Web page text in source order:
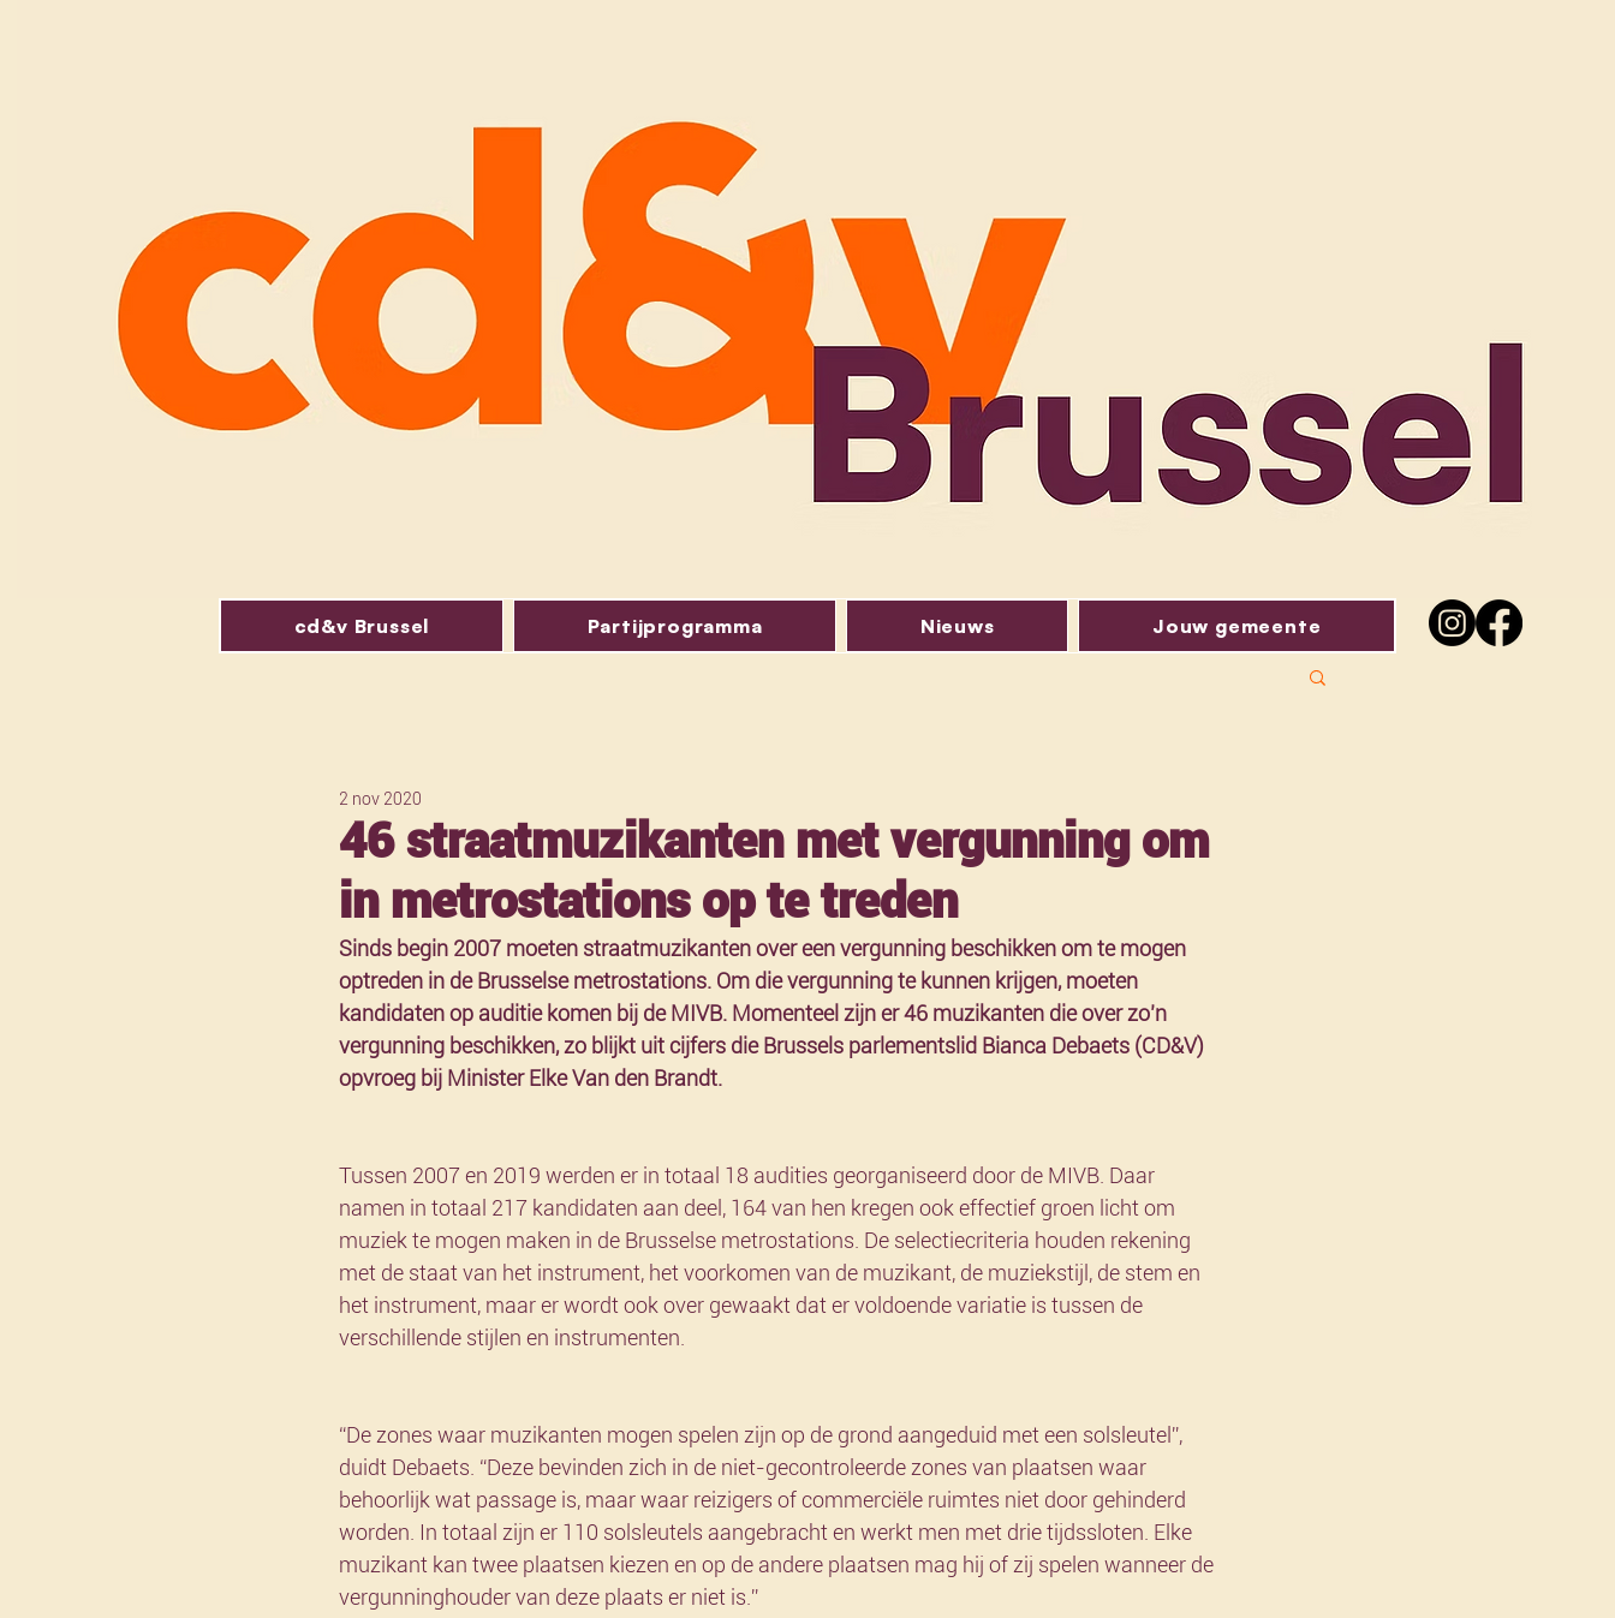
cd&v Brussel Partijprogramma Nieuws Jouw gemeente
46 straatmuzikanten met vergunning om
in metrostations op te treden
2 nov 2020
Sinds begin 2007 moeten straatmuzikanten over een vergunning beschikken om te mogen
optreden in de Brusselse metrostations. Om die vergunning te kunnen krijgen, moeten
kandidaten op auditie komen bij de MIVB. Momenteel zijn er 46 muzikanten die over zo’n
vergunning beschikken, zo blijkt uit cijfers die Brussels parlementslid Bianca Debaets (CD&V)
opvroeg bij Minister Elke Van den Brandt.
Tussen 2007 en 2019 werden er in totaal 18 audities georganiseerd door de MIVB. Daar
namen in totaal 217 kandidaten aan deel, 164 van hen kregen ook effectief groen licht om
muziek te mogen maken in de Brusselse metrostations. De selectiecriteria houden rekening
met de staat van het instrument, het voorkomen van de muzikant, de muziekstijl, de stem en
het instrument, maar er wordt ook over gewaakt dat er voldoende variatie is tussen de
verschillende stijlen en instrumenten.
“De zones waar muzikanten mogen spelen zijn op de grond aangeduid met een solsleutel”,
duidt Debaets. “Deze bevinden zich in de niet-gecontroleerde zones van plaatsen waar
behoorlijk wat passage is, maar waar reizigers of commerciële ruimtes niet door gehinderd
worden. In totaal zijn er 110 solsleutels aangebracht en werkt men met drie tijdssloten. Elke
muzikant kan twee plaatsen kiezen en op de andere plaatsen mag hij of zij spelen wanneer de
vergunninghouder van deze plaats er niet is.”